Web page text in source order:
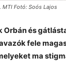
Fotó: Soós Lajos
Orbán és
fele
ma